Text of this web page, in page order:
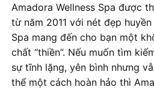
Amadora Wellness Spa được
từ năm 2011 với nét đẹp
Spa mang đến cho bạn một
chất “thiền”. Nếu muốn tìm
sự tĩnh lặng, yên bình nhưng
thể một cách hoàn hảo thì